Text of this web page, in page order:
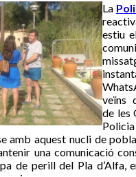
La
estiu
veïns
de les
amb aquest nucli de
una comunicació
de perill del Pla d’Alfa,